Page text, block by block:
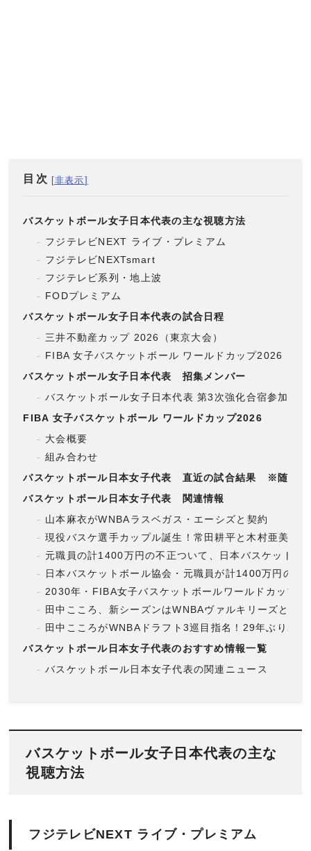
目次
バスケットボール女子日本代表の主な視聴方法
フジテレビNEXT ライブ・プレミアム
フジテレビNEXTsmart
フジテレビ系列・地上波
FODプレミアム
バスケットボール女子日本代表の試合日程
三井不動産カップ 2026（東京大会）
FIBA 女子バスケットボール ワールドカップ2026
バスケットボール女子日本代表 招集メンバー
バスケットボール女子日本代表 第3次強化合宿参加メ
FIBA 女子バスケットボール ワールドカップ2026
大会概要
組み合わせ
バスケットボール日本女子代表 直近の試合結果 ※随時更
バスケットボール日本女子代表 関連情報
山本麻衣がWNBAラスベガス・エーシズと契約
現役バスケ選手カップル誕生！常田耕平と木村亜美が
元職員の計1400万円の不正ついて、日本バスケットボ
日本バスケットボール協会・元職員が計1400万円の不
2030年・FIBA女子バスケットボールワールドカップ
田中こころ、新シーズンはWNBAヴァルキリーズと契
田中こころがWNBAドラフト3巡目指名！29年ぶり2人
バスケットボール日本女子代表のおすすめ情報一覧
バスケットボール日本女子代表の関連ニュース
バスケットボール女子日本代表の主な
視聴方法
フジテレビNEXT ライブ・プレミアム